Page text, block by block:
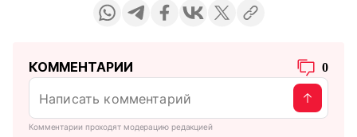
КОММЕНТАРИИ 0
Комментарии проходят модерацию редакцией